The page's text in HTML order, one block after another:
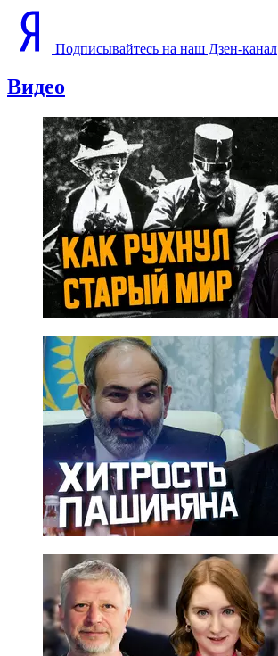
Подписывайтесь на наш Дзен-канал
Видео